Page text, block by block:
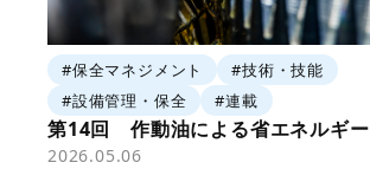
#保全マネジメント
#技術・技能
#設備管理・保全
#連載
第14回 作動油による省エネルギー
2026.05.06